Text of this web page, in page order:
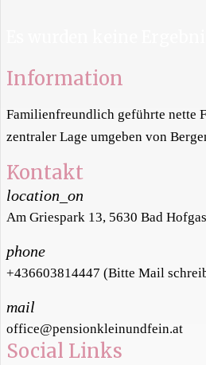
Information
Familienfreundlich geführte nette
zentraler Lage umgeben von
Kontakt
location_on
Am Griespark 13, 5630 Bad
phone
+436603814447 (Bitte Mail
mail
office@pensionkleinundfein.at
Social Links